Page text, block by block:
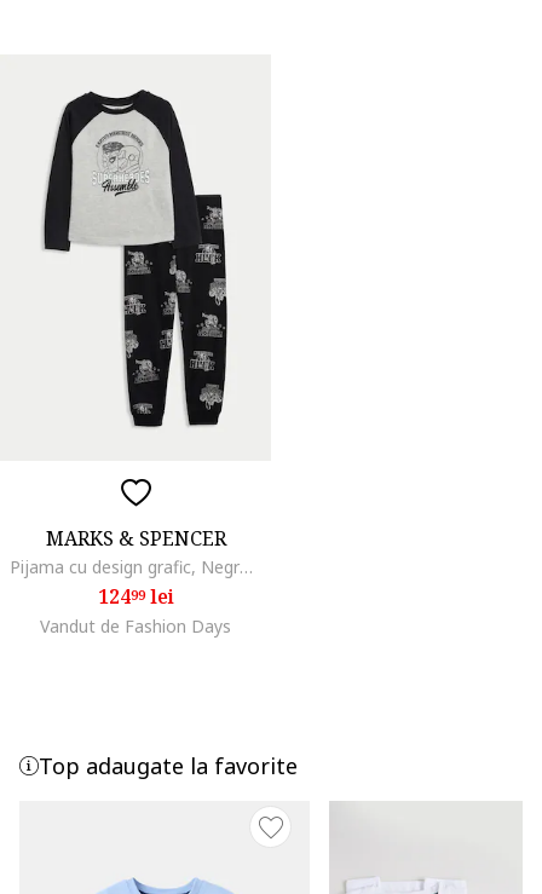
MARKS & SPENCER
Pijama cu design grafic, Negru/Gri deschis
12499lei
Vandut de Fashion Days
Top adaugate la favorite